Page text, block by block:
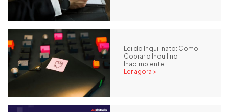
Lei do Inquilinato: Como
Cobrar o Inquilino
Inadimplente
Ler agora >